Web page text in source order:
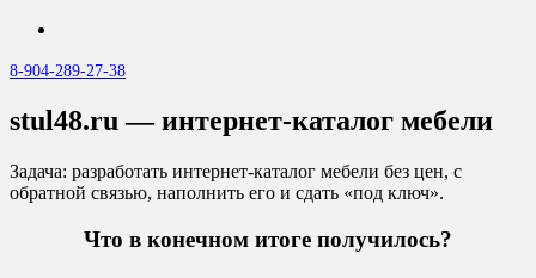
8-904-289-27-38
stul48.ru — интернет-каталог мебели
Задача: разработать интернет-каталог мебели без цен, с
обратной связью, наполнить его и сдать «под ключ».
Что в конечном итоге получилось?